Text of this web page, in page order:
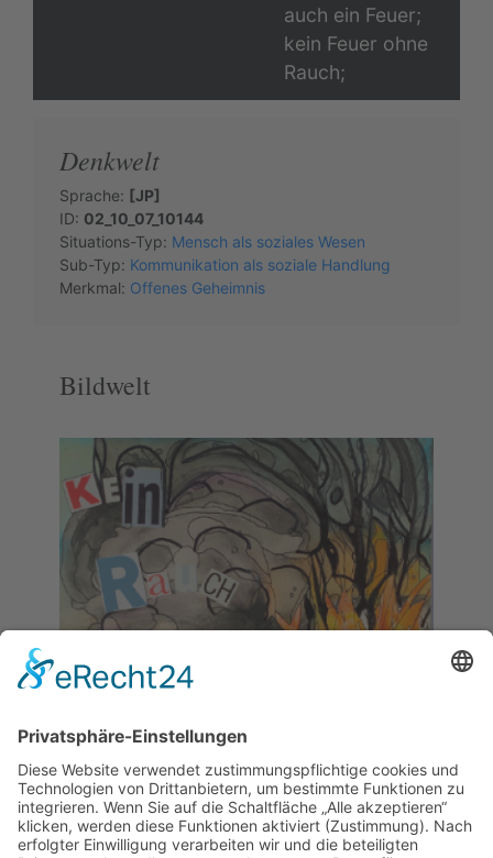
auch ein Feuer;
kein Feuer ohne
Rauch;
Denkwelt
Sprache: [JP]
ID: 02_10_07_10144
Situations-Typ: Mensch als soziales Wesen
Sub-Typ: Kommunikation als soziale Handlung
Merkmal: Offenes Geheimnis
Bildwelt